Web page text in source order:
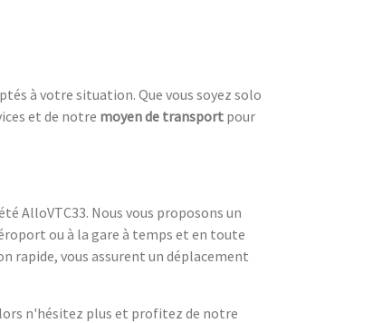
à votre situation. Que vous soyez solo
et de notre moyen de transport pour
AlloVTC33. Nous vous proposons un
ou à la gare à temps et en toute
rapide, vous assurent un déplacement
n'hésitez plus et profitez de notre